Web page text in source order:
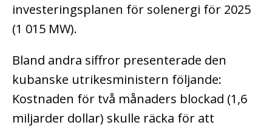
investeringsplanen för solenergi för 2025
(1 015 MW).
Bland andra siffror presenterade den
kubanske utrikesministern följande:
Kostnaden för två månaders blockad (1,6
miljarder dollar) skulle räcka för att